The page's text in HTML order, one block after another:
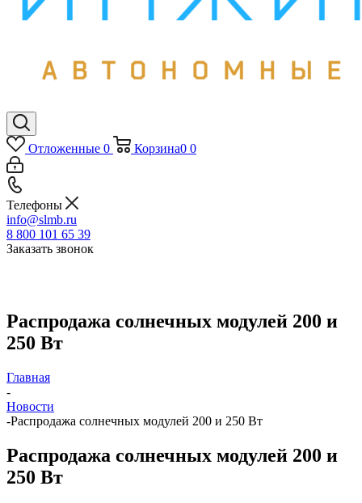
Отложенные 0 Корзина0 0
Телефоны
info@slmb.ru
8 800 101 65 39
Заказать звонок
Распродажа солнечных модулей 200 и
250 Вт
Главная
-
Новости
-Распродажа солнечных модулей 200 и 250 Вт
Распродажа солнечных модулей 200 и
250 Вт